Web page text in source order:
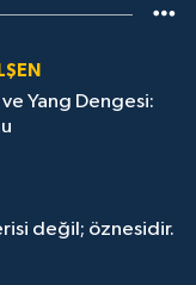
Yang Dengesi:
değil; öznesidir.